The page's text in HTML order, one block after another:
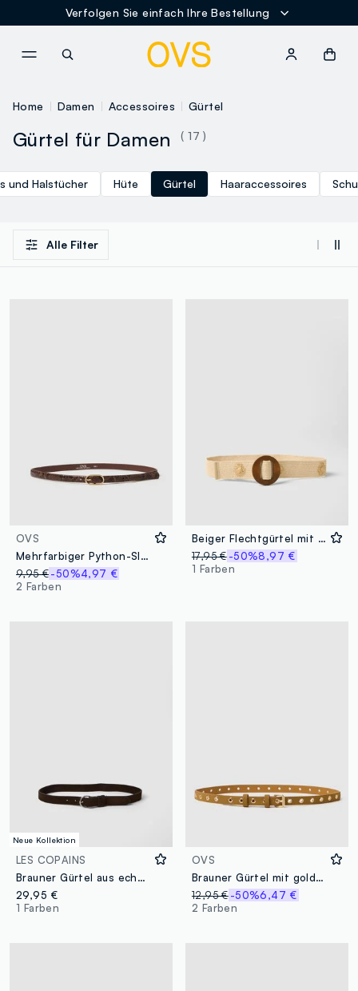
Verfolgen Sie einfach Ihre Bestellung
Home Damen Accessoires Gürtel
Gürtel für Damen ( 17 )
und Halstücher Hüte Gürtel Haaraccessoires
Alle Filter
OVS
Mehrfarbiger Python-Slim-Fit-Gürtel mit goldener Schnalle
9,95 €-50%4,97 €
2 Farben
Beiger Flechtgürtel mit brauner Holzschnalle und Verzierungen
17,95 € -50%8,97 €
1 Farben
Neue Kollektion
LES COPAINS
Brauner Gürtel aus echtem Leder mit ovaler Schnalle
29,95 €
1 Farben
OVS
Brauner Gürtel mit goldenen Nieten
12,95 € -50%6,47 €
2 Farben